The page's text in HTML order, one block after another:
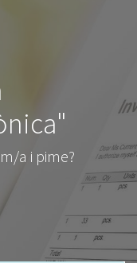
a i pime?